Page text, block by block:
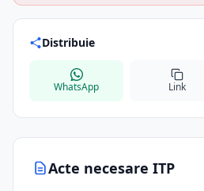
Acte necesare ITP
Distribuie
WhatsApp Link